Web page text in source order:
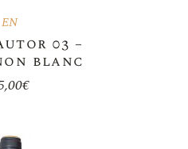
EN
03 –
blanc
€